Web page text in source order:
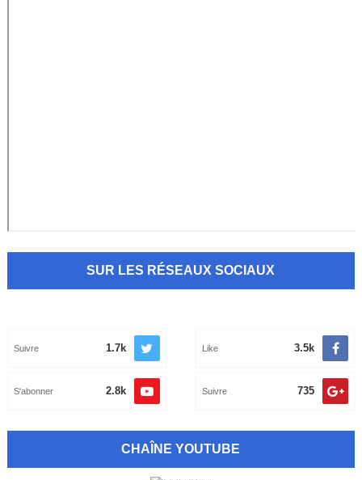
SUR LES RÉSEAUX SOCIAUX
3.5k
Like
1.7k
Suivre
735
Suivre
2.8k
S'abonner
CHAÎNE YOUTUBE